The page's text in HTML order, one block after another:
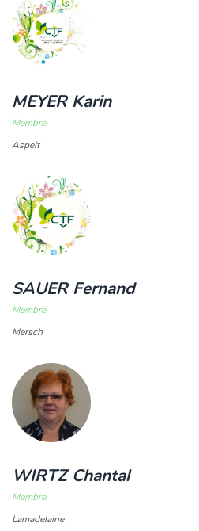
MEYER Karin
Membre
Aspelt
SAUER Fernand
Membre
Mersch
WIRTZ Chantal
Membre
Lamadelaine